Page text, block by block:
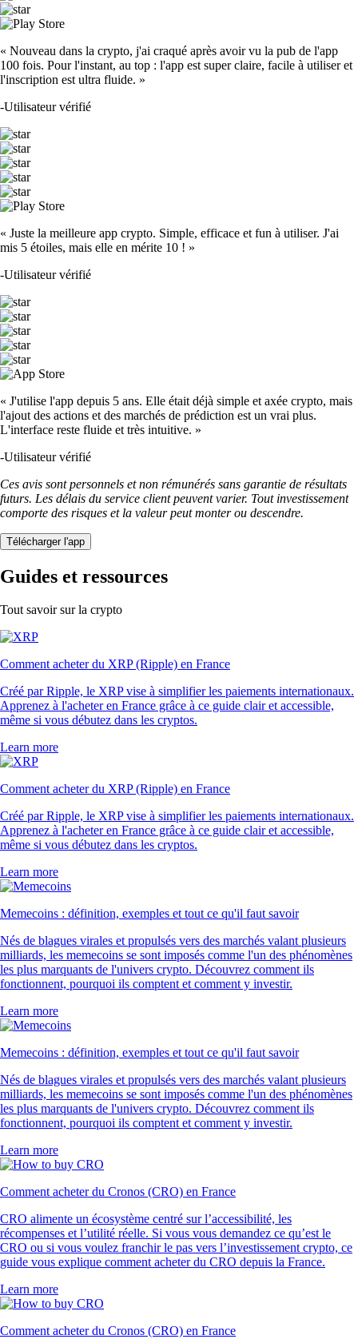
« Nouveau dans la crypto, j'ai craqué après avoir vu la pub de l'app
100 fois. Pour l'instant, au top : l'app est super claire, facile à utiliser et
l'inscription est ultra fluide. »
-Utilisateur vérifié
« Juste la meilleure app crypto. Simple, efficace et fun à utiliser. J'ai
mis 5 étoiles, mais elle en mérite 10 ! »
-Utilisateur vérifié
« J'utilise l'app depuis 5 ans. Elle était déjà simple et axée crypto, mais
l'ajout des actions et des marchés de prédiction est un vrai plus.
L'interface reste fluide et très intuitive. »
-Utilisateur vérifié
Ces avis sont personnels et non rémunérés sans garantie de résultats
futurs. Les délais du service client peuvent varier. Tout investissement
comporte des risques et la valeur peut monter ou descendre.
Télécharger l'app
Guides et ressources
Tout savoir sur la crypto
Comment acheter du XRP (Ripple) en France
Créé par Ripple, le XRP vise à simplifier les paiements internationaux.
Apprenez à l'acheter en France grâce à ce guide clair et accessible,
même si vous débutez dans les cryptos.
Learn more
Comment acheter du XRP (Ripple) en France
Créé par Ripple, le XRP vise à simplifier les paiements internationaux.
Apprenez à l'acheter en France grâce à ce guide clair et accessible,
même si vous débutez dans les cryptos.
Learn more
Memecoins : définition, exemples et tout ce qu'il faut savoir
Nés de blagues virales et propulsés vers des marchés valant plusieurs
milliards, les memecoins se sont imposés comme l'un des phénomènes
les plus marquants de l'univers crypto. Découvrez comment ils
fonctionnent, pourquoi ils comptent et comment y investir.
Learn more
Memecoins : définition, exemples et tout ce qu'il faut savoir
Nés de blagues virales et propulsés vers des marchés valant plusieurs
milliards, les memecoins se sont imposés comme l'un des phénomènes
les plus marquants de l'univers crypto. Découvrez comment ils
fonctionnent, pourquoi ils comptent et comment y investir.
Learn more
Comment acheter du Cronos (CRO) en France
CRO alimente un écosystème centré sur l’accessibilité, les
récompenses et l’utilité réelle. Si vous vous demandez ce qu’est le
CRO ou si vous voulez franchir le pas vers l’investissement crypto, ce
guide vous explique comment acheter du CRO depuis la France.
Learn more
Comment acheter du Cronos (CRO) en France